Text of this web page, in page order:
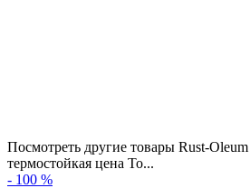
Посмотреть другие товары Rust-
термостойкая цена То...
- 100 %